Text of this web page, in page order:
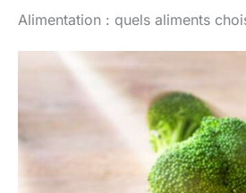
Alimentation : quels aliments